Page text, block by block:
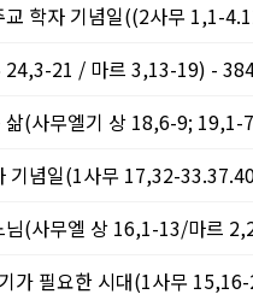
교 학자 기념일((2사무 1,1-
24,3-21 / 마르 3,13-19) -
삶(사무엘기 상 18,6-9;
기념일(1사무 17,32-
님(사무엘 상 16,1-13/마르
가 필요한 시대(1사무